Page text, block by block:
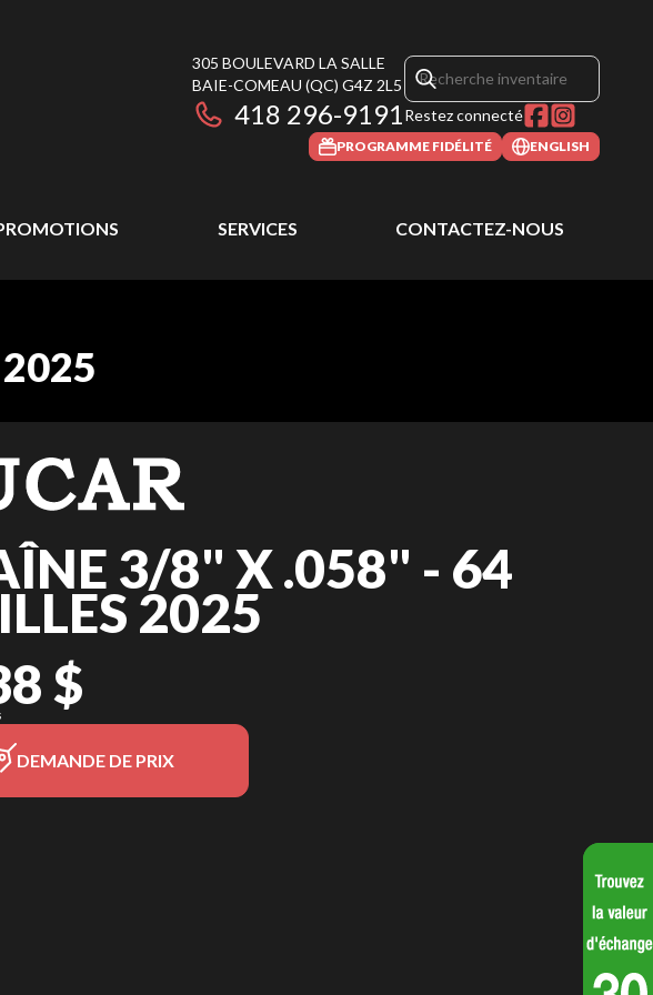
305 BOULEVARD LA SALLE
BAIE-COMEAU (QC) G4Z 2L5
418 296-9191Restez connecté
PROGRAMME FIDÉLITÉ ENGLISH
SERVICES CONTACTEZ-NOUS
3/8" X .058" - 64
2025
$
DEMANDE DE PRIX